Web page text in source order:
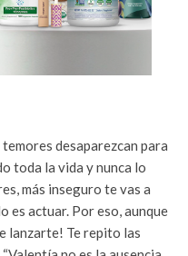
desaparezcan para
toda la vida y nunca lo
más inseguro te vas a
es actuar. Por eso, aunque
lanzarte! Te repito las